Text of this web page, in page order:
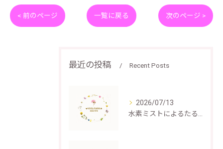
< 前のページ 一覧に戻る 次のページ >
最近の投稿 Recent Posts
2026/07/13